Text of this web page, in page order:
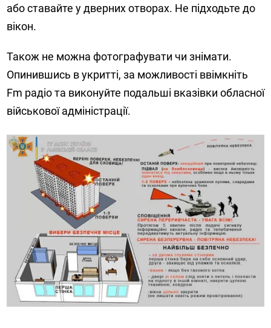
або ставайте у дверних отворах. Не підходьте до
вікон.
Також не можна фотографувати чи знімати.
Опинившись в укритті, за можливості ввімкніть
Fm радіо та виконуйте подальші вказівки обласної
військової адміністрації.